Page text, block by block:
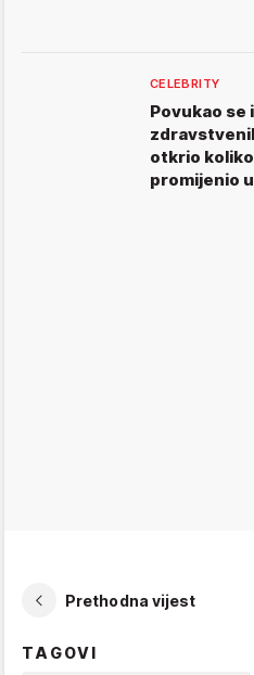
CELEBRITY
Povukao se
otkrio
promijenio
Prethodna vijest
TAGOVI